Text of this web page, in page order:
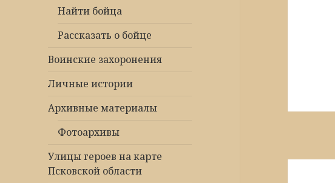
Найти бойца
Рассказать о бойце
Воинские захоронения
Личные истории
Архивные материалы
Фотоархивы
Улицы героев на карте
Псковской области